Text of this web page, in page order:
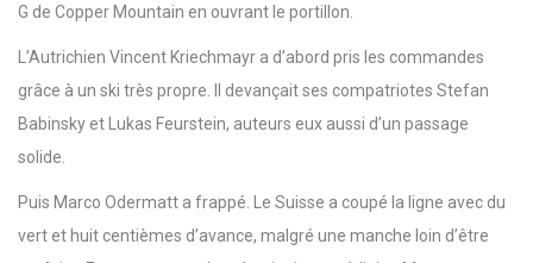
G de Copper Mountain en ouvrant le portillon.
L’Autrichien Vincent Kriechmayr a d’abord pris les commandes
grâce à un ski très propre. Il devançait ses compatriotes Stefan
Babinsky et Lukas Feurstein, auteurs eux aussi d’un passage
solide.
Puis Marco Odermatt a frappé. Le Suisse a coupé la ligne avec du
vert et huit centièmes d’avance, malgré une manche loin d’être